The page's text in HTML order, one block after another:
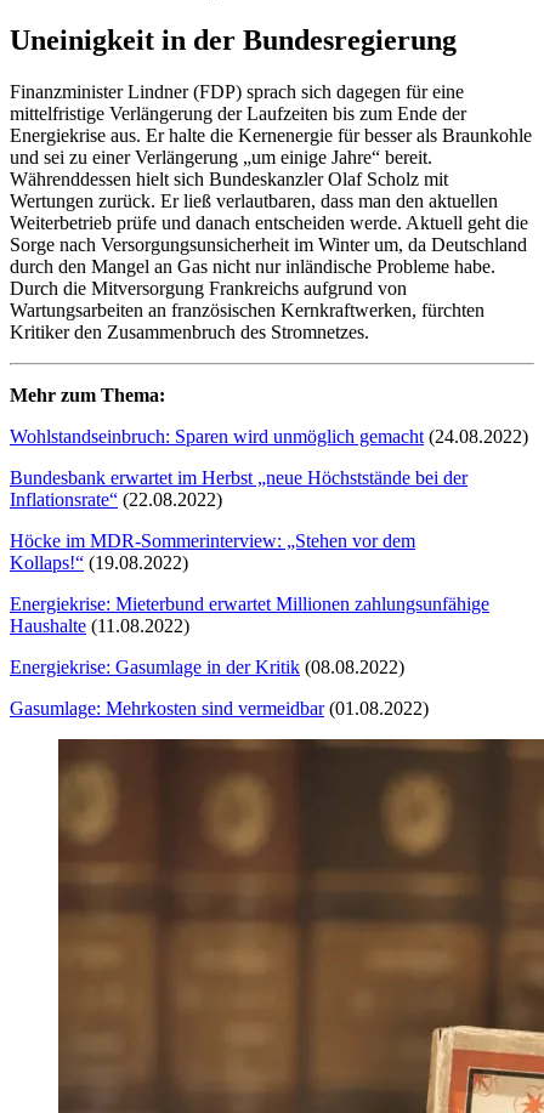
Uneinigkeit in der Bundesregierung
Finanzminister Lindner (FDP) sprach sich dagegen für eine
mittelfristige Verlängerung der Laufzeiten bis zum Ende der
Energiekrise aus. Er halte die Kernenergie für besser als Braunkohle
und sei zu einer Verlängerung „um einige Jahre“ bereit.
Währenddessen hielt sich Bundeskanzler Olaf Scholz mit
Wertungen zurück. Er ließ verlautbaren, dass man den aktuellen
Weiterbetrieb prüfe und danach entscheiden werde. Aktuell geht die
Sorge nach Versorgungsunsicherheit im Winter um, da Deutschland
durch den Mangel an Gas nicht nur inländische Probleme habe.
Durch die Mitversorgung Frankreichs aufgrund von
Wartungsarbeiten an französischen Kernkraftwerken, fürchten
Kritiker den Zusammenbruch des Stromnetzes.
Mehr zum Thema:
Wohlstandseinbruch: Sparen wird unmöglich gemacht (24.08.2022)
Bundesbank erwartet im Herbst „neue Höchststände bei der
Inflationsrate“ (22.08.2022)
Höcke im MDR-Sommerinterview: „Stehen vor dem
Kollaps!“ (19.08.2022)
Energiekrise: Mieterbund erwartet Millionen zahlungsunfähige
Haushalte (11.08.2022)
Energiekrise: Gasumlage in der Kritik (08.08.2022)
Gasumlage: Mehrkosten sind vermeidbar(01.08.2022)